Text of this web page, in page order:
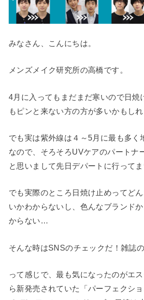
みなさん、こんにちは。
メンズメイク研究所の高橋です。
4月に入ってもまだまだ寒いので日焼
もピンと来ない方の方が多いかもしれ
でも実は紫外線は４～5月に最も多く
なので、そろそろUVケアのパートナ
と思いまして先日デパートに行ってま
でも実際のところ日焼け止めってど
いかわからないし、色んなブランド
からない…
そんな時はSNSのチェックだ！雑誌
って感じで、最も気になったのがエ
ら新発売されていた「パーフェクシ